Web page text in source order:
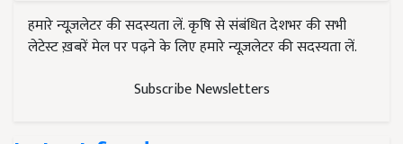
हमारे न्यूज़लेटर की सदस्यता लें. कृषि से संबंधित देशभर की सभी
लेटेस्ट ख़बरें मेल पर पढ़ने के लिए हमारे न्यूज़लेटर की सदस्यता लें.
Subscribe Newsletters